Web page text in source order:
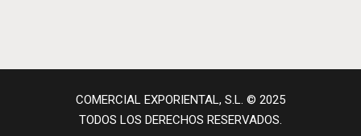
COMERCIAL EXPORIENTAL, S.L. © 2025
TODOS LOS DERECHOS RESERVADOS.